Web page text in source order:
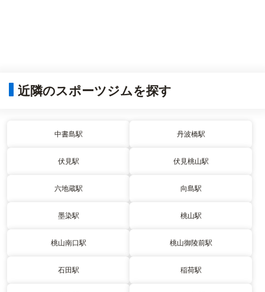
近隣のスポーツジムを探す
中書島駅 丹波橋駅
伏見駅 伏見桃山駅
六地蔵駅 向島駅
墨染駅 桃山駅
桃山南口駅 桃山御陵前駅
石田駅 稲荷駅